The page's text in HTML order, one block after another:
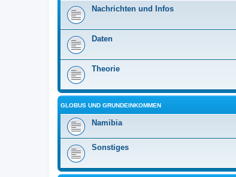
Nachrichten und Infos
Daten
Theorie
GLOBUS UND GRUNDEINKOMMEN
Namibia
Sonstiges